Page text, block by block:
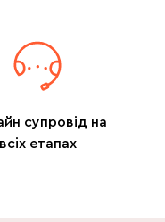
супровід на
всіх етапах